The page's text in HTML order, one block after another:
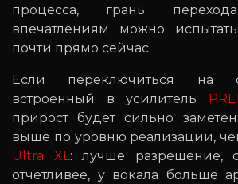
процесса, грань
впечатлениям можно
почти прямо сейчас
Если переключиться на
встроенный в усилитель
прирост будет сильно
выше по уровню реализации,
Ultra XL: лучше разрешение,
отчетливее, у вокала больше